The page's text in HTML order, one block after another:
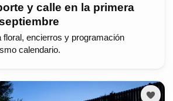
y calle en la primera
floral, encierros y programación
calendario.